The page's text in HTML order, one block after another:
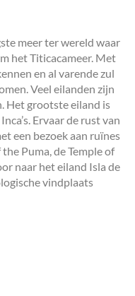
meer ter wereld waar
het Titicacameer. Met
en al varende zul
Veel eilanden zijn
Het grootste eiland is
Ervaar de rust van
een bezoek aan ruïnes
Puma, de Temple of
naar het eiland Isla de
vindplaats